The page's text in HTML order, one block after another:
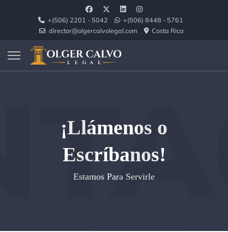
+(506) 2201 - 5042
+(506) 8448 - 5761
director@olgercalvolegal.com
Costa Rica
¡Llámenos o
Escríbanos!
Estamos Para Servirle